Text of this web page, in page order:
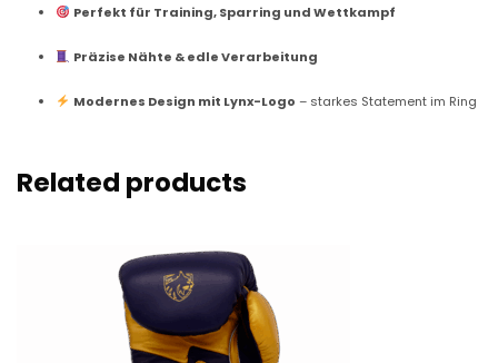
Perfekt für Training, Sparring und Wettkampf
Präzise Nähte & edle Verarbeitung
Modernes Design mit Lynx-Logo – starkes Statement im Ring
Related products